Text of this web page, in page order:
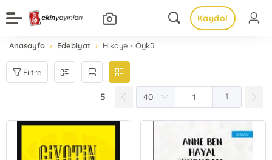
Kaydol
Anasayfa Edebiyat Hikaye - Öykü
Filtre
5 1